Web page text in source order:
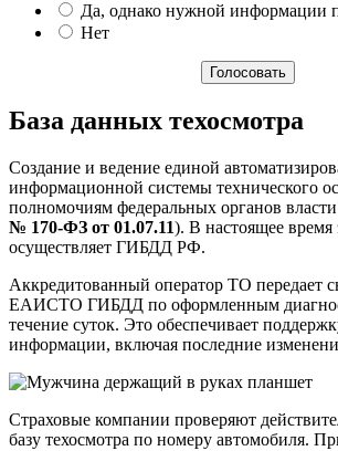
Да, однако нужной информации
Нет
База данных техосмотра
Создание и ведение единой
информационной системы технического
полномочиям федеральных органов
№ 170-ФЗ от 01.07.11). В настоящее
осуществляет ГИБДД РФ.
Аккредитованный оператор ТО передает
ЕАИСТО ГИБДД по оформленным
течение суток. Это обеспечивает
информации, включая последние
Страховые компании проверяют
базу техосмотра по номеру автомобиля.